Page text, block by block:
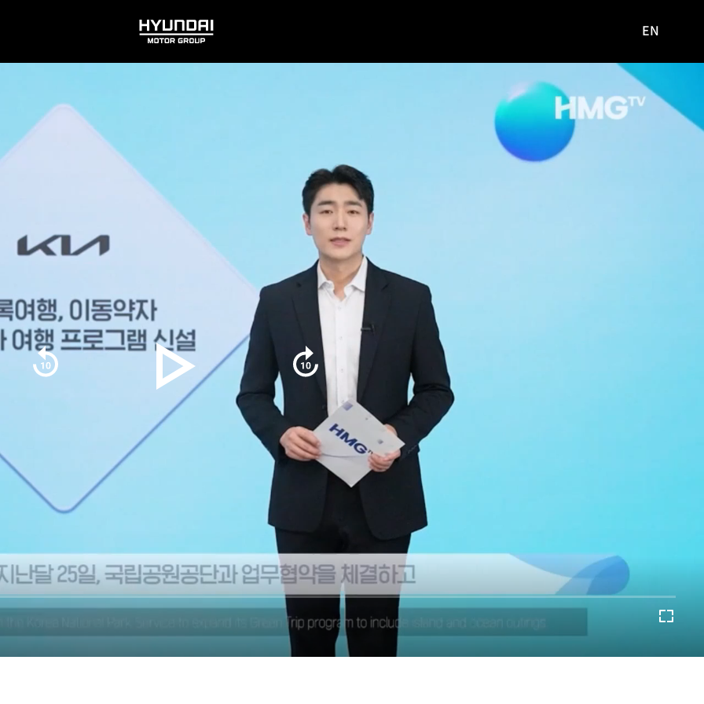
HYUNDAI
MOTOR
사이트로
이동
EN